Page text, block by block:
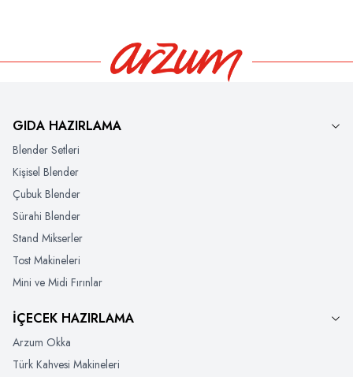
GIDA HAZIRLAMA
Blender Setleri
Kişisel Blender
Çubuk Blender
Sürahi Blender
Stand Mikserler
Tost Makineleri
Mini ve Midi Fırınlar
İÇECEK HAZIRLAMA
Arzum Okka
Türk Kahvesi Makineleri